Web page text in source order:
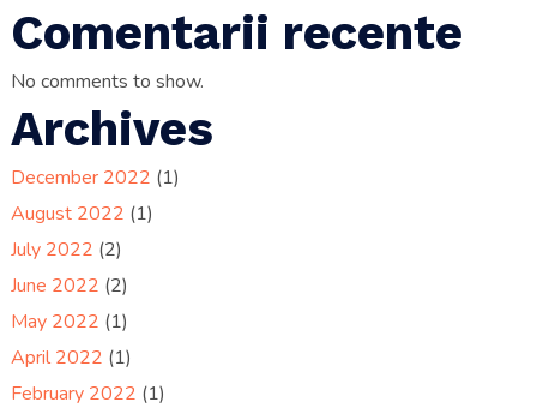
Comentarii recente
No comments to show.
Archives
December 2022 (1)
August 2022 (1)
July 2022 (2)
June 2022 (2)
May 2022 (1)
April 2022 (1)
February 2022 (1)